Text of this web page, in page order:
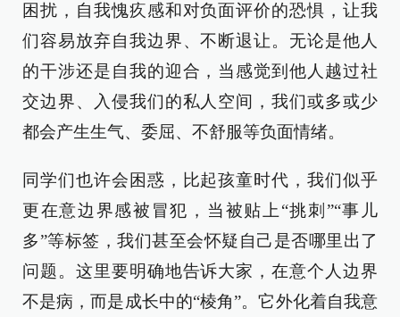
困扰，自我愧疚感和对负面评价的恐惧，让我
们容易放弃自我边界、不断退让。无论是他人
的干涉还是自我的迎合，当感觉到他人越过社
交边界、入侵我们的私人空间，我们或多或少
都会产生生气、委屈、不舒服等负面情绪。
同学们也许会困惑，比起孩童时代，我们似乎
更在意边界感被冒犯，当被贴上“挑刺”“事儿
多”等标签，我们甚至会怀疑自己是否哪里出了
问题。这里要明确地告诉大家，在意个人边界
不是病，而是成长中的“棱角”。它外化着自我意